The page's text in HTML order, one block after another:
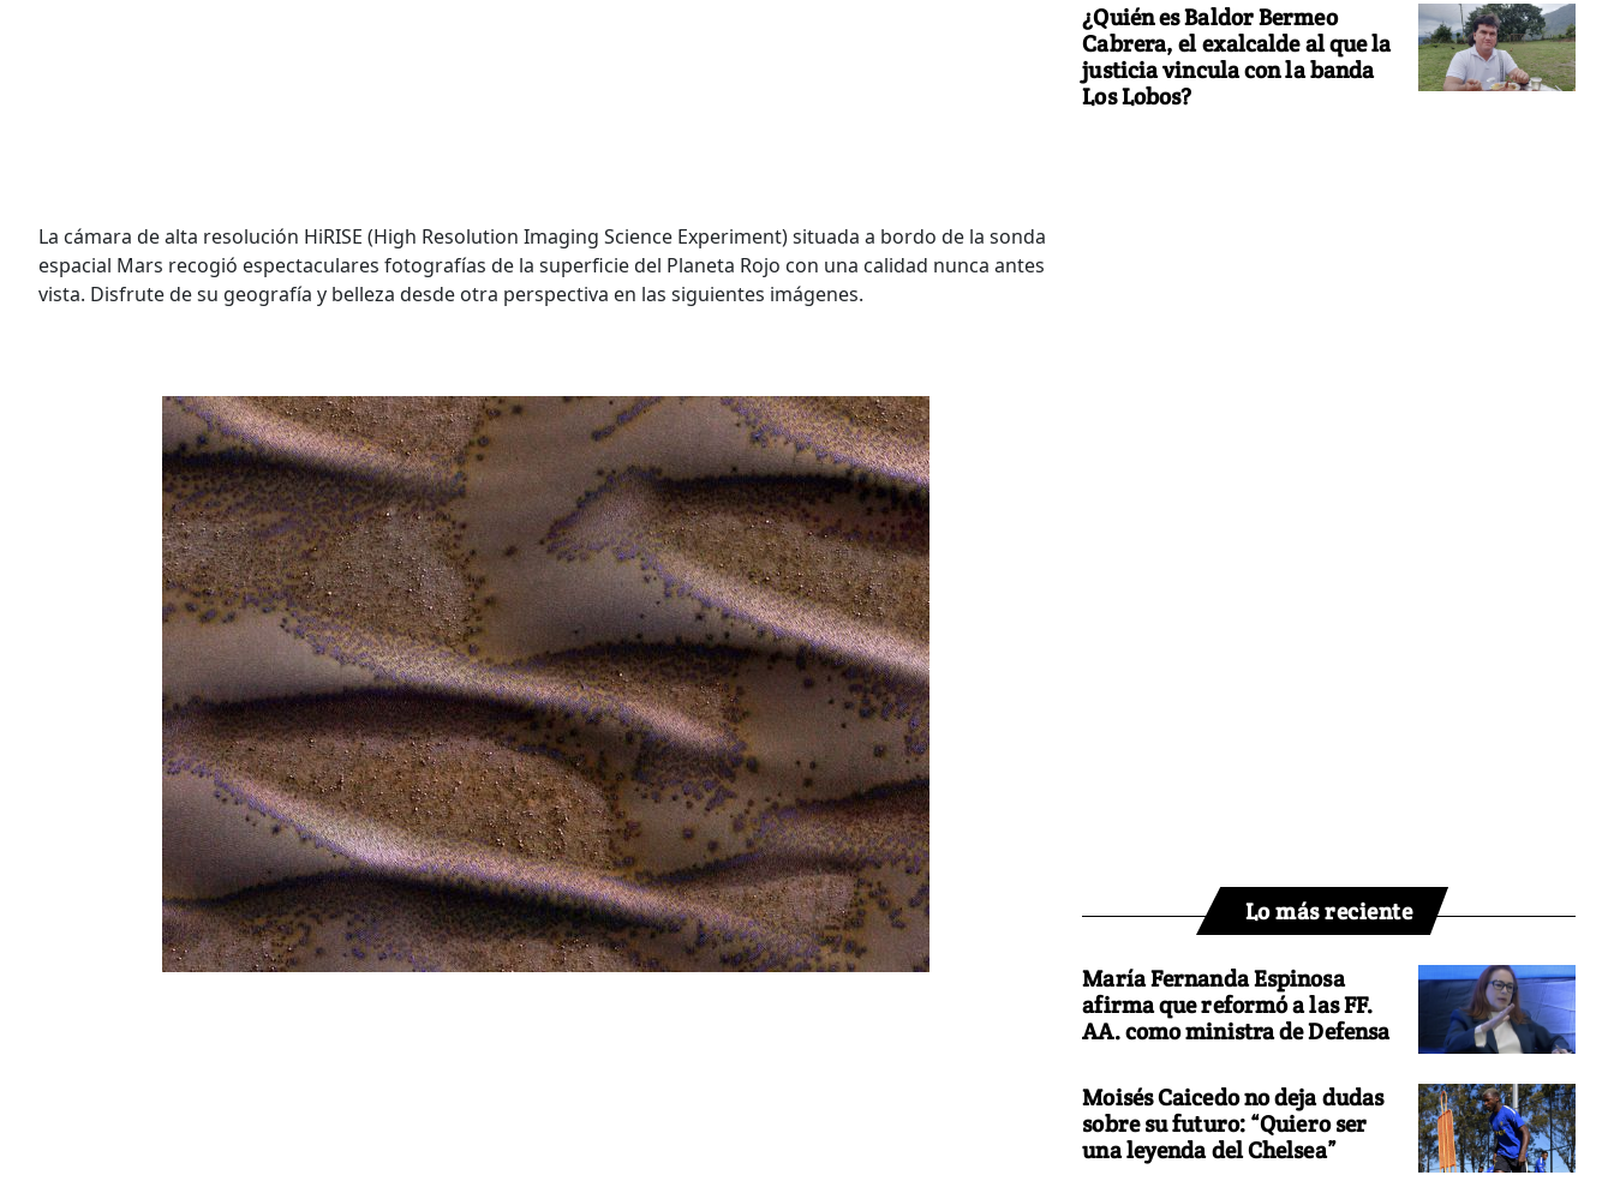
La cámara de alta resolución HiRISE (High Resolution Imaging Science Experiment) situada a bordo de la sonda
espacial Mars recogió espectaculares fotografías de la superficie del Planeta Rojo con una calidad nunca antes
vista. Disfrute de su geografía y belleza desde otra perspectiva en las siguientes imágenes.
¿Quién es Baldor Bermeo
Cabrera, el exalcalde al que la
justicia vincula con la banda
Los Lobos?
Lo más reciente
María Fernanda Espinosa
afirma que reformó a las FF.
AA. como ministra de Defensa
Moisés Caicedo no deja dudas
sobre su futuro: “Quiero ser
una leyenda del Chelsea”